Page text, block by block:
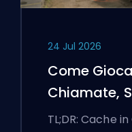
24 Jul 2026
Come
Chiamate,
TL;DR: Cache